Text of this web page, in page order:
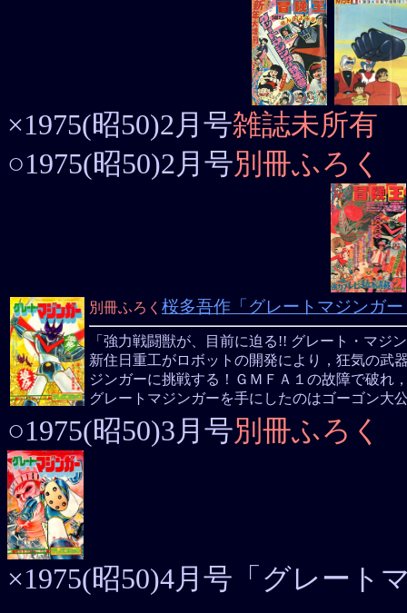
×1975(昭50)2月号雑誌未所有
○1975(昭50)2月号別冊ふろく
別冊ふろく 桜多吾作「グレートマジンガー
「強力戦闘獣が、目前に迫る!! グレート・マジ
新住日重工がロボットの開発により，狂気の武
ジンガーに挑戦する！ＧＭＦＡ１の故障で破
グレートマジンガーを手にしたのはゴーゴン大
○1975(昭50)3月号別冊ふろく
×1975(昭50)4月号「グレート